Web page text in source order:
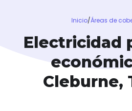
Inicio/Áreas de
Electricidad
Cleburne,